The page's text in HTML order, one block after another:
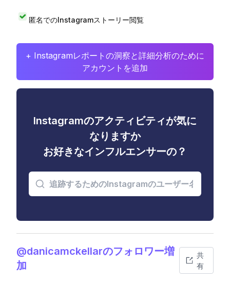
匿名でのInstagramストーリー閲覧
+ Instagramレポートの洞察と詳細分析のために
アカウントを追加
Instagramのアクティビティが気に
なりますか
お好きなインフルエンサーの？
@danicamckellarのフォロワー増
加
共
有